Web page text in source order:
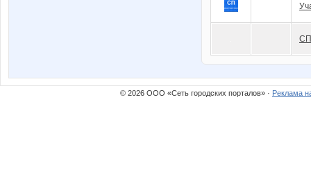
© 2026 ООО «Сеть городских порталов» · Реклама